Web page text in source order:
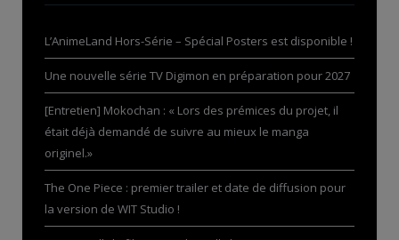
L’AnimeLand Hors-Série – Spécial Posters est disponible !
Une nouvelle série TV Digimon en préparation pour 2027
[Entretien] Mokochan : « Lors des prémices du projet, il
était déjà demandé de suivre au mieux le manga
originel.»
The One Piece : premier trailer et date de diffusion pour
la version de WIT Studio !